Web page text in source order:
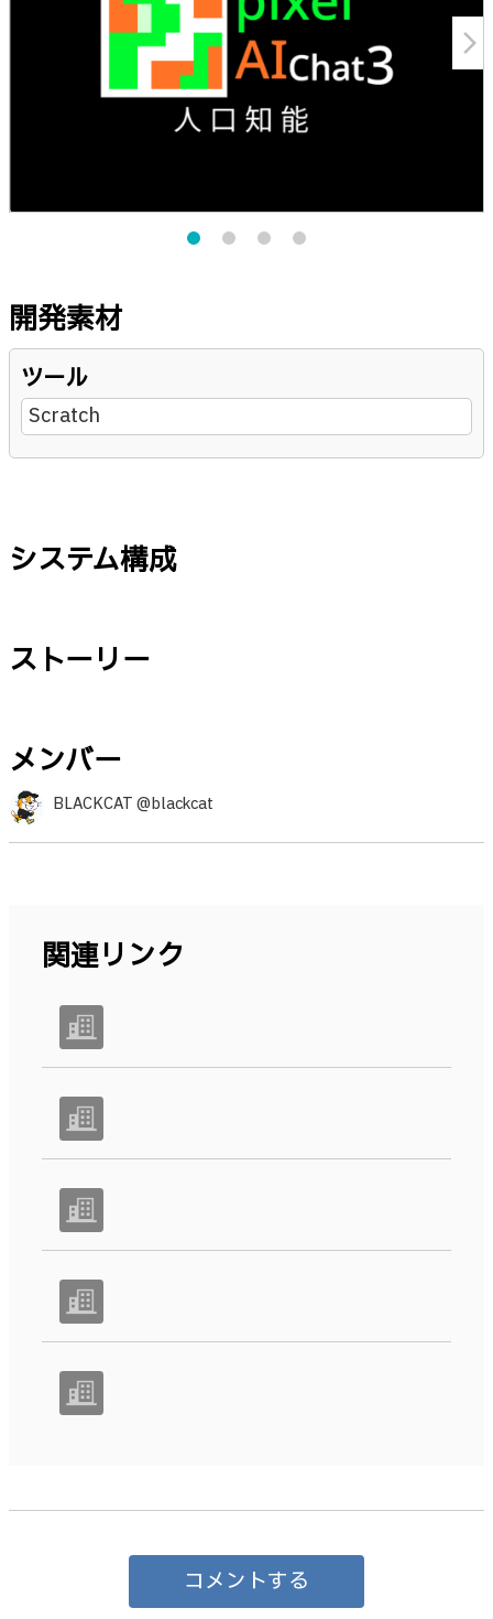
arrow_forward_ios
開発素材
ツール
Scratch
システム構成
ストーリー
メンバー
BLACKCAT @blackcat
関連リンク
コメントする